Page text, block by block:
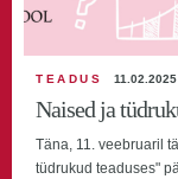
TEADUS 11.02.2025
Naised ja
Täna, 11. veebruaril
tüdrukud teaduses"